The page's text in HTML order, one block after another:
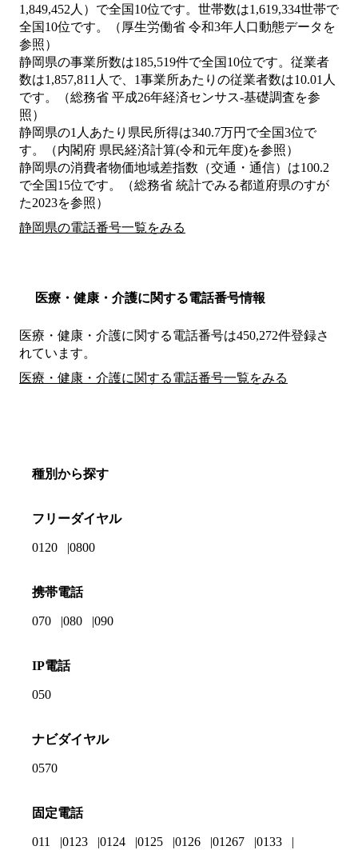
1,849,452人）で全国10位です。世帯数は1,619,334世帯で
全国10位です。（厚生労働省 令和3年人口動態データを
参照）
静岡県の事業所数は185,519件で全国10位です。従業者
数は1,857,811人で、1事業所あたりの従業者数は10.01人
です。（総務省 平成26年経済センサス‐基礎調査を参
照）
静岡県の1人あたり県民所得は340.7万円で全国3位で
す。（内閣府 県民経済計算(令和元年度)を参照）
静岡県の消費者物価地域差指数（交通・通信）は100.2
で全国15位です。（総務省 統計でみる都道府県のすが
た2023を参照）
静岡県の電話番号一覧をみる
医療・健康・介護に関する電話番号情報
医療・健康・介護に関する電話番号は450,272件登録さ
れています。
医療・健康・介護に関する電話番号一覧をみる
種別から探す
フリーダイヤル
0120 0800
携帯電話
070 080 090
IP電話
050
ナビダイヤル
0570
固定電話
011 0123 0124 0125 0126 01267
0133